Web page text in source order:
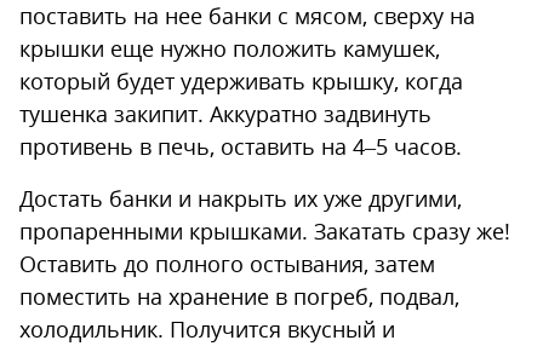
поставить на нее банки с мясом, сверху на
крышки еще нужно положить камушек,
который будет удерживать крышку, когда
тушенка закипит. Аккуратно задвинуть
противень в печь, оставить на 4–5 часов.
Достать банки и накрыть их уже другими,
пропаренными крышками. Закатать сразу же!
Оставить до полного остывания, затем
поместить на хранение в погреб, подвал,
холодильник. Получится вкусный и